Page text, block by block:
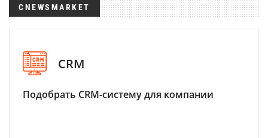
CNEWSMARKET
CRM
Подобрать CRM-систему для компании